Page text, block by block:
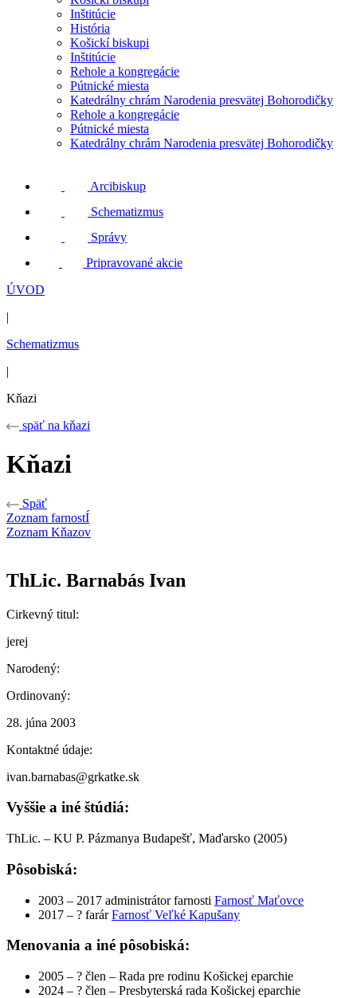
Inštitúcie
História
Košickí biskupi
Inštitúcie
Rehole a kongregácie
Pútnické miesta
Katedrálny chrám Narodenia presvätej Bohorodičky
Rehole a kongregácie
Pútnické miesta
Katedrálny chrám Narodenia presvätej Bohorodičky
Arcibiskup
Schematizmus
Správy
Pripravované akcie
ÚVOD
|
Schematizmus
|
Kňazi
späť na kňazi
Kňazi
Späť
Zoznam farnostÍ
Zoznam Kňazov
ThLic. Barnabás Ivan
Cirkevný titul:
jerej
Narodený:
Ordinovaný:
28. júna 2003
Kontaktné údaje:
ivan.barnabas@grkatke.sk
Vyššie a iné štúdiá:
ThLic. – KU P. Pázmanya Budapešť, Maďarsko (2005)
Pôsobiská:
2003 – 2017 administrátor farnosti Farnosť Maťovce
2017 – ? farárFarnosť Veľké Kapušany
Menovania a iné pôsobiská:
2005 – ? člen – Rada pre rodinu Košickej eparchie
2024 – ? člen – Presbyterská rada Košickej eparchie